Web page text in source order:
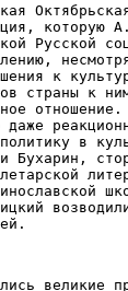
которую
Русской
к
страны к
даже
в
Бухарин,